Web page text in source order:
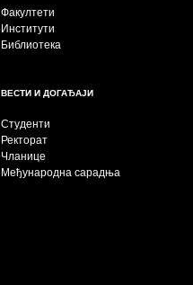
Факултети
Институти
Библиотека
ВЕСТИ И ДОГАЂАЈИ
Студенти
Ректорат
Чланице
Међународна сарадња